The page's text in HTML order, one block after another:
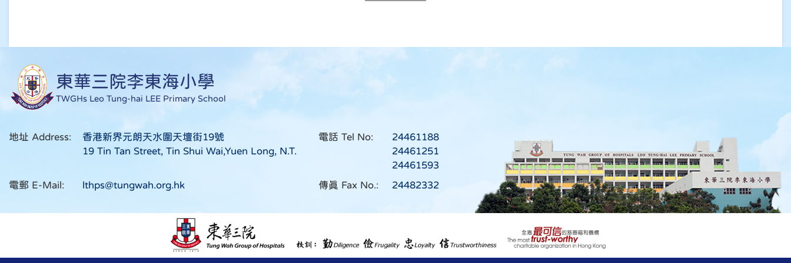
東華三院李東海小學
TWGHs Leo Tung-hai LEE Primary School
地址 Address:
香港新界元朗天水圍天壇街19號
19 Tin Tan Street, Tin Shui Wai,Yuen Long, N.T.
電話 Tel No:
24461188
24461251
24461593
電郵 E-Mail:
lthps@tungwah.org.hk 傳真 Fax No.: 24482332